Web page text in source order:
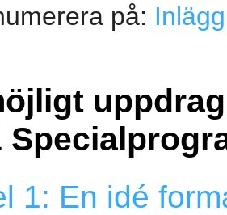
på:
1: En idé